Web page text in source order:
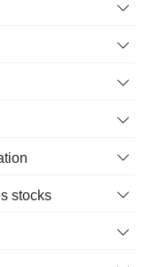
stocks